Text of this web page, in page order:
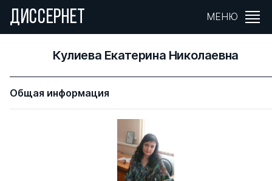
ДИССЕРНЕТ МЕНЮ
Кулиева Екатерина Николаевна
Общая информация